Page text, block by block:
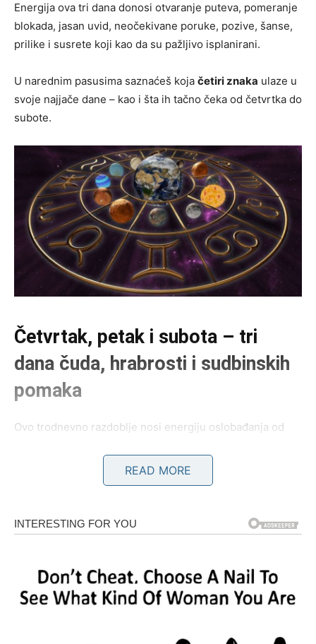
Energija ova tri dana donosi otvaranje puteva, pomeranje
blokada, jasan uvid, neočekivane poruke, pozive, šanse,
prilike i susrete koji kao da su pažljivo isplanirani.
U narednim pasusima saznaćeš koja četiri znaka ulaze u
svoje najjače dane – kao i šta ih tačno čeka od četvrtka do
subote.
Četvrtak, petak i subota – tri
dana čuda, hrabrosti i sudbinskih
pomaka
Ovo trodnevno razdoblje nosi energiju oslobađanja od
nešto što si dugo osećao – zaista bilo ispravno.
Mars daje hrabrost.
Jupiter daje šansu.
Pluton daje moć transformacije.
READ MORE